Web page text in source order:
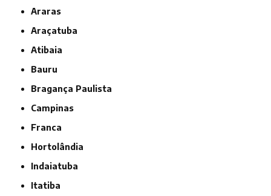
Araras
Araçatuba
Atibaia
Bauru
Bragança Paulista
Campinas
Franca
Hortolândia
Indaiatuba
Itatiba